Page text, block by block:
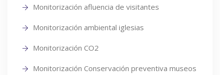
Monitorización afluencia de visitantes
Monitorización ambiental iglesias
Monitorización CO2
Monitorización Conservación preventiva museos